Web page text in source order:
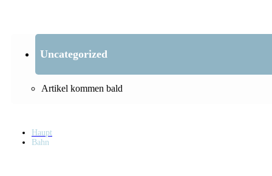
Uncategorized
Artikel kommen bald
Haupt
Bahn